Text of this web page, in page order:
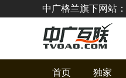
中广格兰旗下网站：
首页 独家